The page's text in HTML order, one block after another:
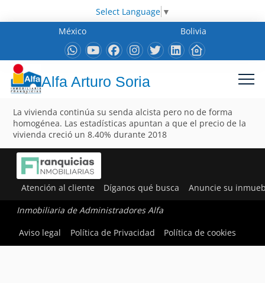
Select Language ▼
México
Bolivia
Alfa Arturo Soria
La vivienda continúa su senda alcista pero no de forma
homogénea. Las estadísticas apuntan a que el precio de la
vivienda creció un 8.40% durante 2018
Atención al cliente Díganos qué busca Anuncie su
Inmobiliaria de Administradores Alfa
Aviso legal
Política de Privacidad Política de cookies